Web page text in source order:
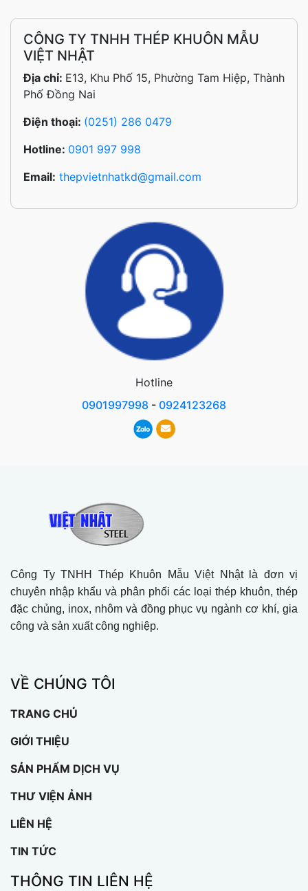
CÔNG TY TNHH THÉP KHUÔN MẪU
VIỆT NHẬT
Địa chỉ: E13, Khu Phố 15, Phường Tam Hiệp, Thành
Phố Đồng Nai
Điện thoại: (0251) 286 0479
Hotline: 0901 997 998
Email: thepvietnhatkd@gmail.com
Hotline
0901997998 - 0924123268
Công Ty TNHH Thép Khuôn Mẫu Việt Nhật là đơn vị
chuyên nhập khẩu và phân phối các loại thép khuôn, thép
đặc chủng, inox, nhôm và đồng phục vụ ngành cơ khí, gia
công và sản xuất công nghiệp.
VỀ CHÚNG TÔI
TRANG CHỦ
GIỚI THIỆU
SẢN PHẨM DỊCH VỤ
THƯ VIỆN ẢNH
LIÊN HỆ
TIN TỨC
THÔNG TIN LIÊN HỆ